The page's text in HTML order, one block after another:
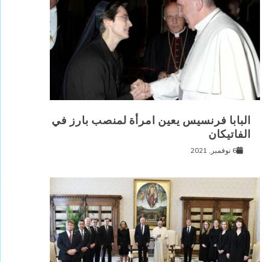
البابا فرنسيس يعين امرأة لمنصب بارز في
الفاتيكان
6 نوفمبر, 2021